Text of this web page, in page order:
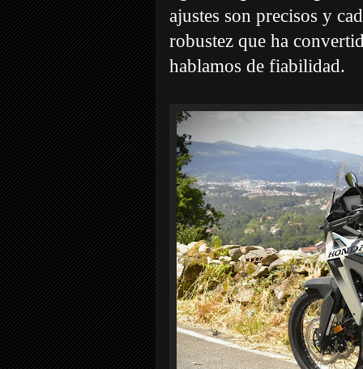
ajustes son precisos y
robustez que ha
hablamos de fiabilidad.